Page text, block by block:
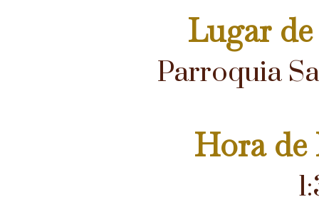
Lugar
Parroquia
Hora de